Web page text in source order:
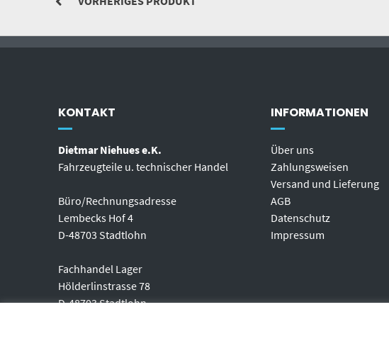
KONTAKT
Dietmar Niehues e.K.
Fahrzeugteile u. technischer Handel
Büro/Rechnungsadresse
Lembecks Hof 4
D-48703 Stadtlohn
Fachhandel Lager
Hölderlinstrasse 78
D-48703 Stadtlohn
INFORMATIONEN
Über uns
Zahlungsweisen
Versand und Lieferung
AGB
Datenschutz
Impressum